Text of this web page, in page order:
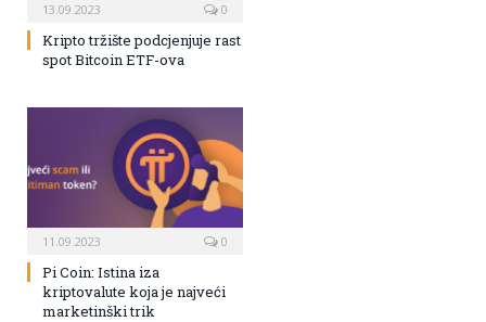
13.09.2023 0
Kripto tržište podcjenjuje rast
spot Bitcoin ETF-ova
11.09.2023 0
Pi Coin: Istina iza
kriptovalute koja je najveći
marketinški trik